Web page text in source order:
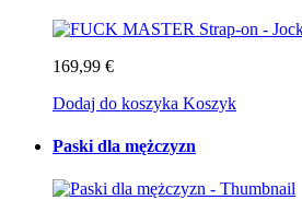
169,99 €
Dodaj do koszyka Koszyk
Paski dla mężczyzn